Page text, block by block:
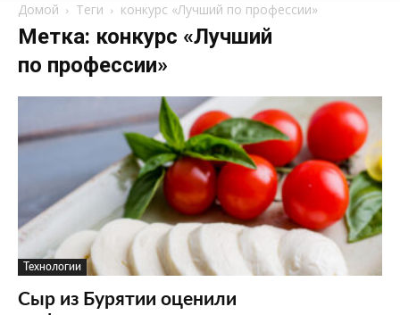
Домой Теги конкурс «Лучший по профессии»
Метка: конкурс «Лучший
по профессии»
Технологии
Сыр из Бурятии оценили